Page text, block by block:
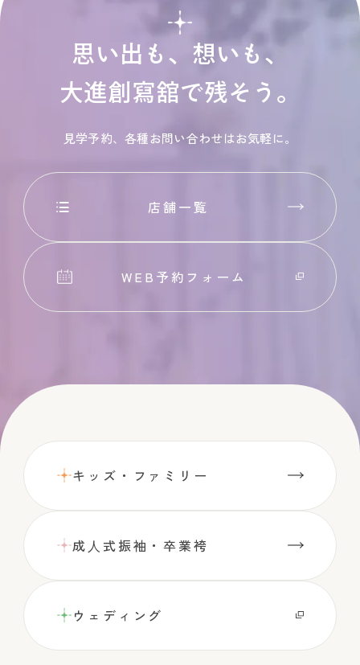
思い出も、想いも、
大進創寫舘で残そう。
見学予約、各種お問い合わせはお気軽に。
店舗一覧
WEB予約フォーム
キッズ・ファミリー
成⼈式振袖・卒業袴
ウェディング